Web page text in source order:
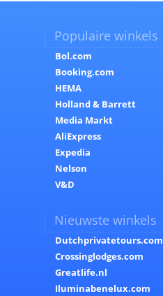
Populaire winkels
Bol.com
Booking.com
HEMA
Holland & Barrett
Media Markt
AliExpress
Expedia
Nelson
V&D
Nieuwste winkels
Dutchprivatetours.com
Crossinglodges.com
Greatlife.nl
Iluminabenelux.com